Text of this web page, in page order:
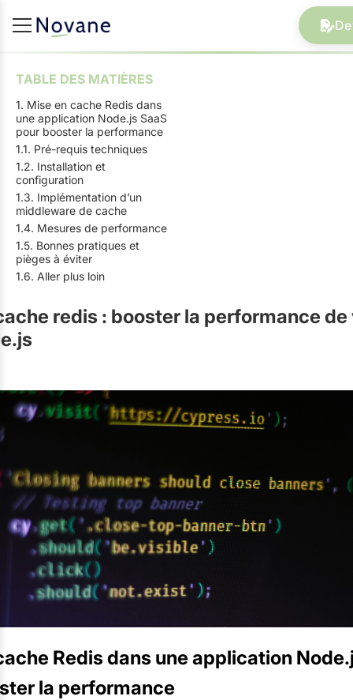
TABLE DES MATIÈRES
1. Mise en cache Redis dans
une application Node.js SaaS
pour booster la performance
1.1. Pré-requis techniques
1.2. Installation et
configuration
1.3. Implémentation d’un
middleware de cache
1.4. Mesures de performance
1.5. Bonnes pratiques et
pièges à éviter
1.6. Aller plus loin
redis : booster la performance
Redis dans une application
la performance